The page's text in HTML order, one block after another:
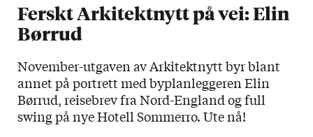
Ferskt Arkitektnytt på vei: Elin
Børrud
November-utgaven av Arkitektnytt byr blant
annet på portrett med byplanleggeren Elin
Børrud, reisebrev fra Nord-England og full
swing på nye Hotell Sommerro. Ute nå!